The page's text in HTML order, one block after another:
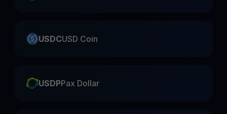
USDCUSD Coin
USDPPax Dollar